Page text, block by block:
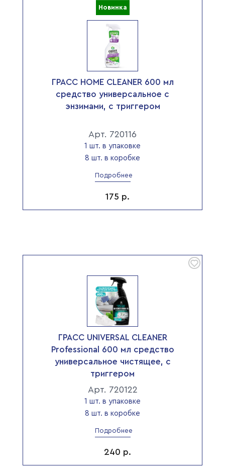
Новинка
ГРАСС HOME CLEANER 600 мл
средство универсальное с
энзимами, с триггером
Арт. 720116
1 шт. в упаковке
8 шт. в коробке
Подробнее
175 р.
ГРАСС UNIVERSAL CLEANER
Professional 600 мл средство
универсальное чистящее, с
триггером
Арт. 720122
1 шт. в упаковке
8 шт. в коробке
Подробнее
240 р.